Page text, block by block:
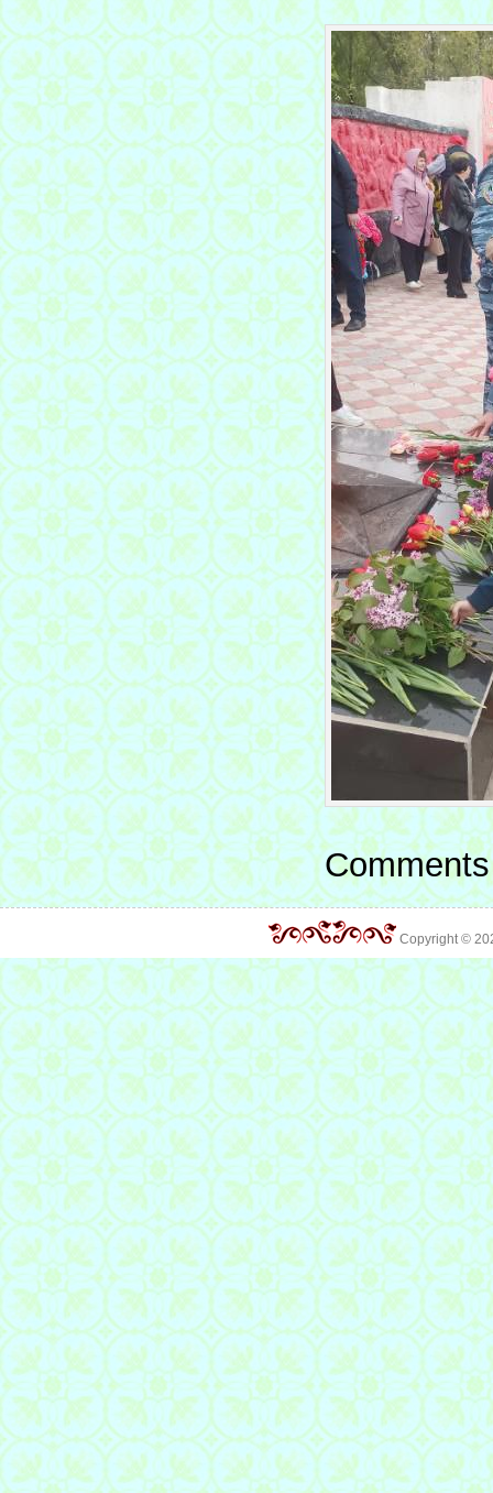
Copyright ©